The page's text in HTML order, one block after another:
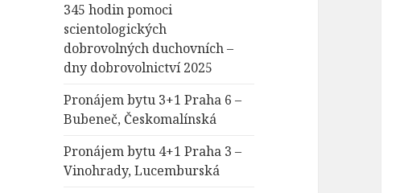
345 hodin pomoci
scientologických
dobrovolných duchovních –
dny dobrovolnictví 2025
Pronájem bytu 3+1 Praha 6 –
Bubeneč, Českomalínská
Pronájem bytu 4+1 Praha 3 –
Vinohrady, Lucemburská